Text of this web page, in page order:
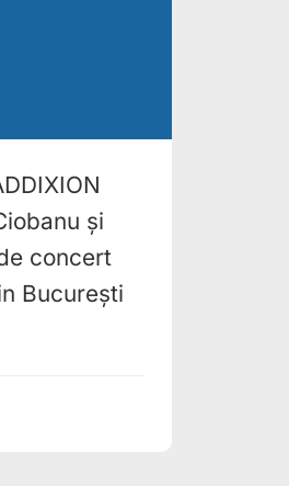
și
concert
București